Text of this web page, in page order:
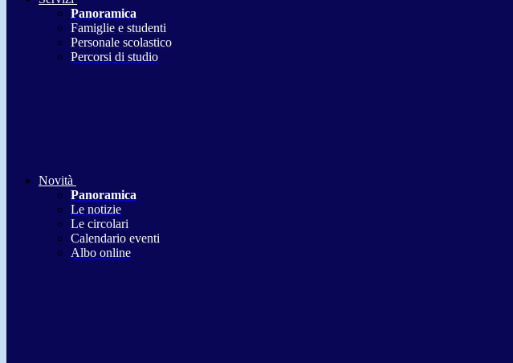
Panoramica
Famiglie e studenti
Personale scolastico
Percorsi di studio
Novità
Panoramica
Le notizie
Le circolari
Calendario eventi
Albo online